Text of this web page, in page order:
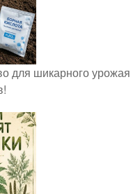
для шикарного урожая